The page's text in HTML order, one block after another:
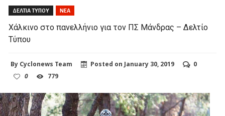
ΔΕΛΤΙΑ ΤΥΠΟΥ ΝΕΑ
Χάλκινο στο πανελλήνιο για τον ΠΣ Μάνδρας – Δελτίο
Τύπου
By Cyclonews Team Posted on January 30, 2019
0
0
779